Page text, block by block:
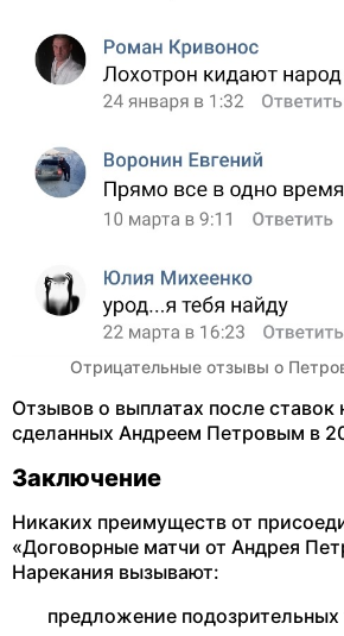
Отрицательные отзывы о
Отзывов о выплатах после ставок
сделанных Андреем Петровым в
Заключение
Никаких преимуществ от
«Договорные матчи от Андрея
Нарекания вызывают:
предложение подозрительных